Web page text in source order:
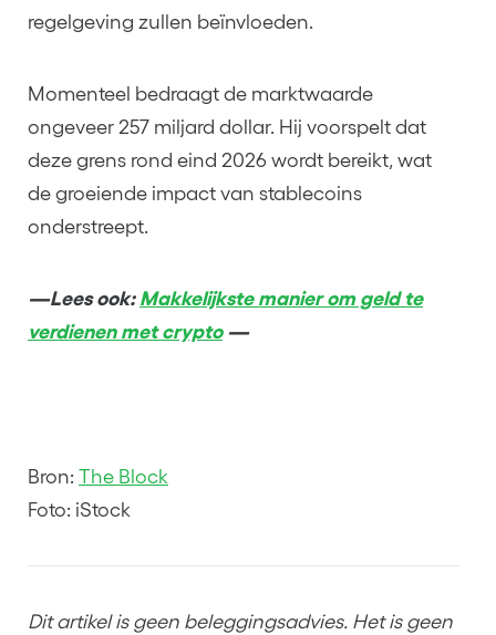
regelgeving zullen beïnvloeden.
Momenteel bedraagt de marktwaarde
ongeveer 257 miljard dollar. Hij voorspelt dat
deze grens rond eind 2026 wordt bereikt, wat
de groeiende impact van stablecoins
onderstreept.
—Lees ook: Makkelijkste manier om geld te
verdienen met crypto—
Bron: The Block
Foto: iStock
Dit artikel is geen beleggingsadvies. Het is geen